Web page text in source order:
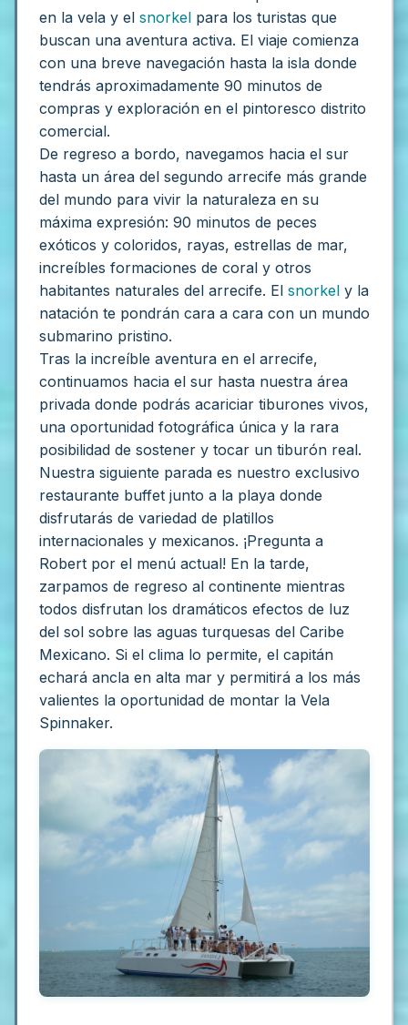
en la vela y el snorkel para los turistas que
buscan una aventura activa. El viaje comienza
con una breve navegación hasta la isla donde
tendrás aproximadamente 90 minutos de
compras y exploración en el pintoresco distrito
comercial.
De regreso a bordo, navegamos hacia el sur
hasta un área del segundo arrecife más grande
del mundo para vivir la naturaleza en su
máxima expresión: 90 minutos de peces
exóticos y coloridos, rayas, estrellas de mar,
increíbles formaciones de coral y otros
habitantes naturales del arrecife. El snorkel y la
natación te pondrán cara a cara con un mundo
submarino pristino.
Tras la increíble aventura en el arrecife,
continuamos hacia el sur hasta nuestra área
privada donde podrás acariciar tiburones vivos,
una oportunidad fotográfica única y la rara
posibilidad de sostener y tocar un tiburón real.
Nuestra siguiente parada es nuestro exclusivo
restaurante buffet junto a la playa donde
disfrutarás de variedad de platillos
internacionales y mexicanos. ¡Pregunta a
Robert por el menú actual! En la tarde,
zarpamos de regreso al continente mientras
todos disfrutan los dramáticos efectos de luz
del sol sobre las aguas turquesas del Caribe
Mexicano. Si el clima lo permite, el capitán
echará ancla en alta mar y permitirá a los más
valientes la oportunidad de montar la Vela
Spinnaker.